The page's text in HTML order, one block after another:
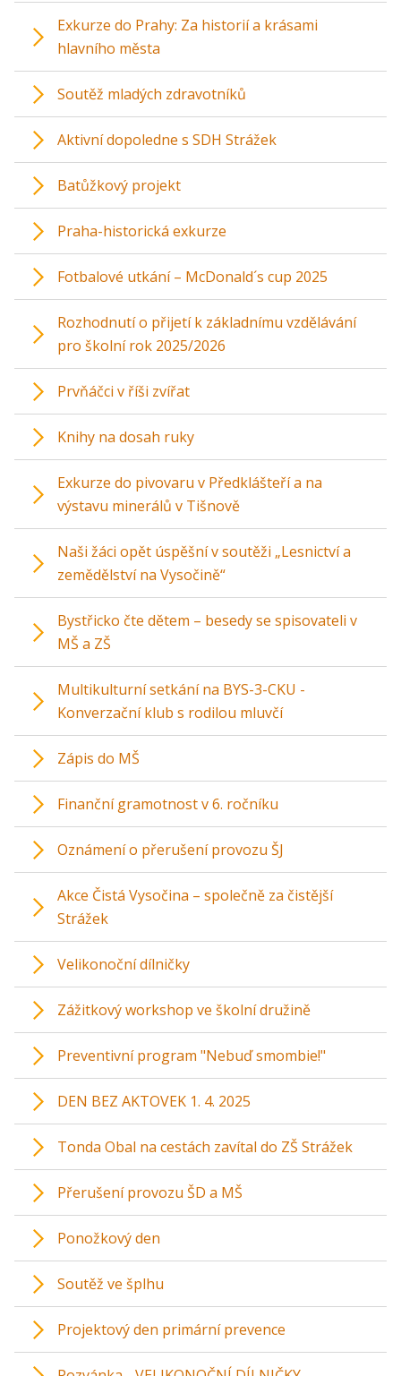
Exkurze do Prahy: Za historií a krásami
hlavního města
Soutěž mladých zdravotníků
Aktivní dopoledne s SDH Strážek
Batůžkový projekt
Praha-historická exkurze
Fotbalové utkání – McDonald´s cup 2025
Rozhodnutí o přijetí k základnímu vzdělávání
pro školní rok 2025/2026
Prvňáčci v říši zvířat
Knihy na dosah ruky
Exkurze do pivovaru v Předklášteří a na
výstavu minerálů v Tišnově
Naši žáci opět úspěšní v soutěži „Lesnictví a
zemědělství na Vysočině“
Bystřicko čte dětem – besedy se spisovateli v
MŠ a ZŠ
Multikulturní setkání na BYS-3-CKU -
Konverzační klub s rodilou mluvčí
Zápis do MŠ
Finanční gramotnost v 6. ročníku
Oznámení o přerušení provozu ŠJ
Akce Čistá Vysočina – společně za čistější
Strážek
Velikonoční dílničky
Zážitkový workshop ve školní družině
Preventivní program "Nebuď smombie!"
DEN BEZ AKTOVEK 1. 4. 2025
Tonda Obal na cestách zavítal do ZŠ Strážek
Přerušení provozu ŠD a MŠ
Ponožkový den
Soutěž ve šplhu
Projektový den primární prevence